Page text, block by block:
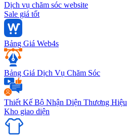
Dịch vụ chăm sóc website
Sale giá tốt
Bảng Giá Web4s
Bảng Giá Dịch Vụ Chăm Sóc
Thiết Kế Bộ Nhận Diện Thương Hiệu
Kho giao diện